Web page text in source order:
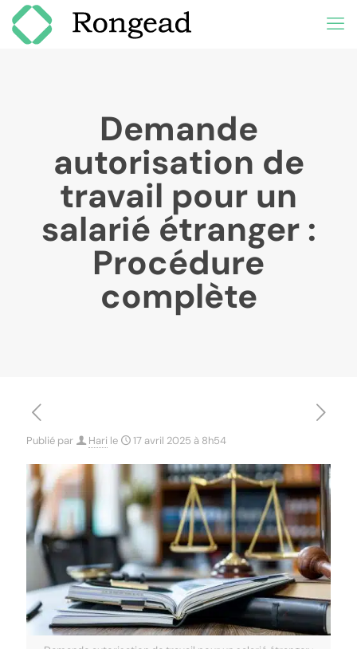
Demande
autorisation de
travail pour un
salarié étranger :
Procédure
complète
Publié par Hari le 17 avril 2025 à 8h54